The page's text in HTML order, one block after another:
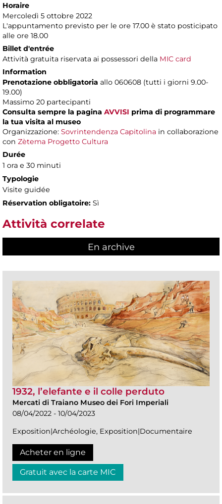
Horaire
Mercoledì 5 ottobre 2022
L'appuntamento previsto per le ore 17.00 è stato posticipato
alle ore 18.00
Billet d'entrée
Attività gratuita riservata ai possessori della MIC card
Information
Prenotazione obbligatoria allo 060608 (tutti i giorni 9.00-
19.00)
Massimo 20 partecipanti
Consulta sempre la pagina AVVISI prima di programmare
la tua visita al museo
Organizzazione: Sovrintendenza Capitolina in collaborazione
con Zètema Progetto Cultura
Durée
1 ora e 30 minuti
Typologie
Visite guidée
Réservation obligatoire: Sì
Attività correlate
En archive
1932, l’elefante e il colle perduto
Mercati di Traiano Museo dei Fori Imperiali
08/04/2022 - 10/04/2023
Exposition|Archéologie, Exposition|Documentaire
Acheter en ligne
Gratuit avec la carte MIC